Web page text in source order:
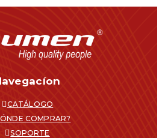
CATÁLOGO
COMPRAR?
SOPORTE